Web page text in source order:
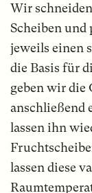
Wir
Scheiben und
jeweils einen
die Basis für
geben wir die
anschließend
lassen ihn
lassen diese